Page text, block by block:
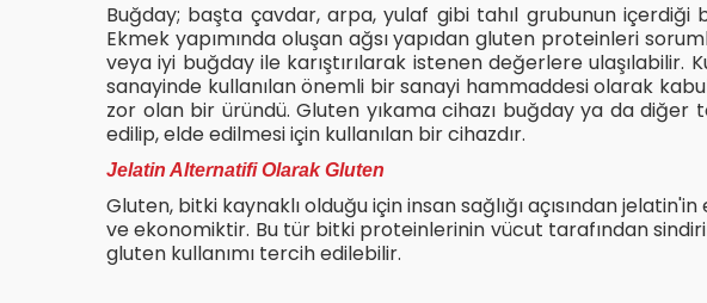
Buğday; başta çavdar, arpa, yulaf gibi tahıl grubunun
Ekmek yapımında oluşan ağsı yapıdan gluten proteinleri
veya iyi buğday ile karıştırılarak istenen değerlere
sanayinde kullanılan önemli bir sanayi hammaddesi olarak
zor olan bir üründü. Gluten yıkama cihazı buğday ya da diğer
edilip, elde edilmesi için kullanılan bir cihazdır.
Jelatin Alternatifi Olarak Gluten
Gluten, bitki kaynaklı olduğu için insan sağlığı açısından
ve ekonomiktir. Bu tür bitki proteinlerinin vücut tarafından
gluten kullanımı tercih edilebilir.